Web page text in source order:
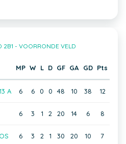
2B1 - VOORRONDE VELD
MP W L D GF GA GD Pts
A 6 6 0 0 48 10 38 12
6 3 1 2 20 14 6 8
6 3 2 1 30 20 10 7